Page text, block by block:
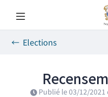
contenu
Elections
Publié le 03/12/2021